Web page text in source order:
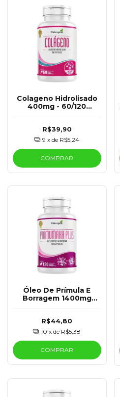
Colageno Hidrolisado
400mg - 60/120
R$39,90
9 x de R$5,24
COMPRAR
Óleo De Prímula E
Borragem 1400mg
Melcoprol
R$44,80
10 x de R$5,38
COMPRAR